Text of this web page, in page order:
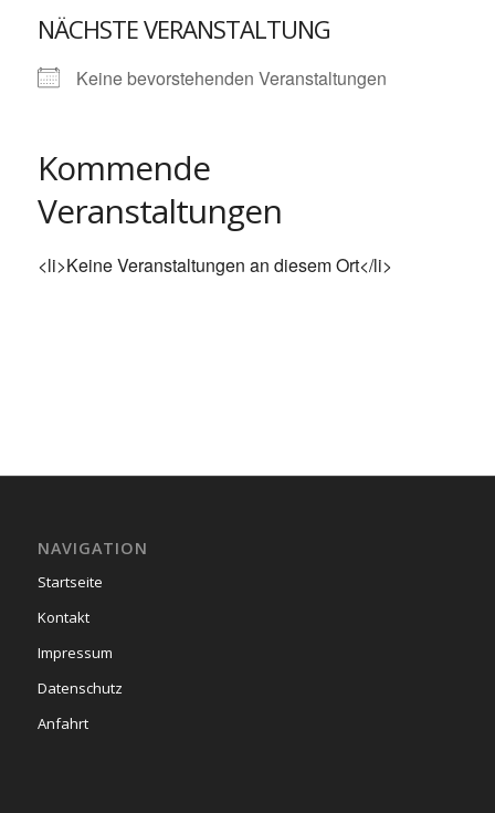
NÄCHSTE VERANSTALTUNG
Keine bevorstehenden Veranstaltungen
Kommende
Veranstaltungen
<li>Keine Veranstaltungen an diesem Ort</li>
NAVIGATION
Startseite
Kontakt
Impressum
Datenschutz
Anfahrt